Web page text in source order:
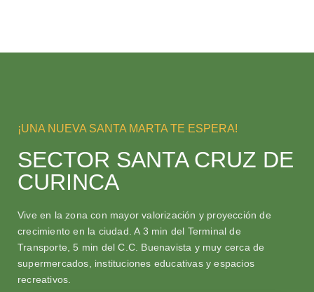
¡UNA NUEVA SANTA MARTA TE ESPERA!
SECTOR SANTA CRUZ DE
CURINCA
Vive en la zona con mayor valorización y proyección de
crecimiento en la ciudad. A 3 min del Terminal de
Transporte, 5 min del C.C. Buenavista y muy cerca de
supermercados, instituciones educativas y espacios
recreativos.